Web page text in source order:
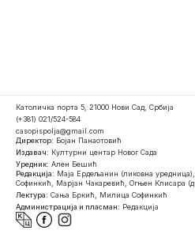
Католичка порта 5, 21000 Нови Сад, Србија
(+381) 021/524-584
casopispolja@gmail.com
Директор: Бојан Панаотовић
Издавач: Културни центар Новог Сада
Уредник: Ален Бешић
Редакција: Маја Ердељанин (ликовна
Софинкић, Марјан Чакаревић, Огњен Клисара
Лектура: Сања Бркић, Милица Софинкић
Администрација и пласман: Редакција